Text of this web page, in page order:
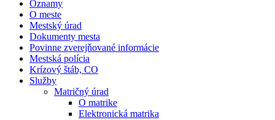
Oznamy
O meste
Mestský úrad
Dokumenty mesta
Povinne zverejňované informácie
Mestská polícia
Krízový štáb, CO
Služby
Matričný úrad
O matrike
Elektronická matrika